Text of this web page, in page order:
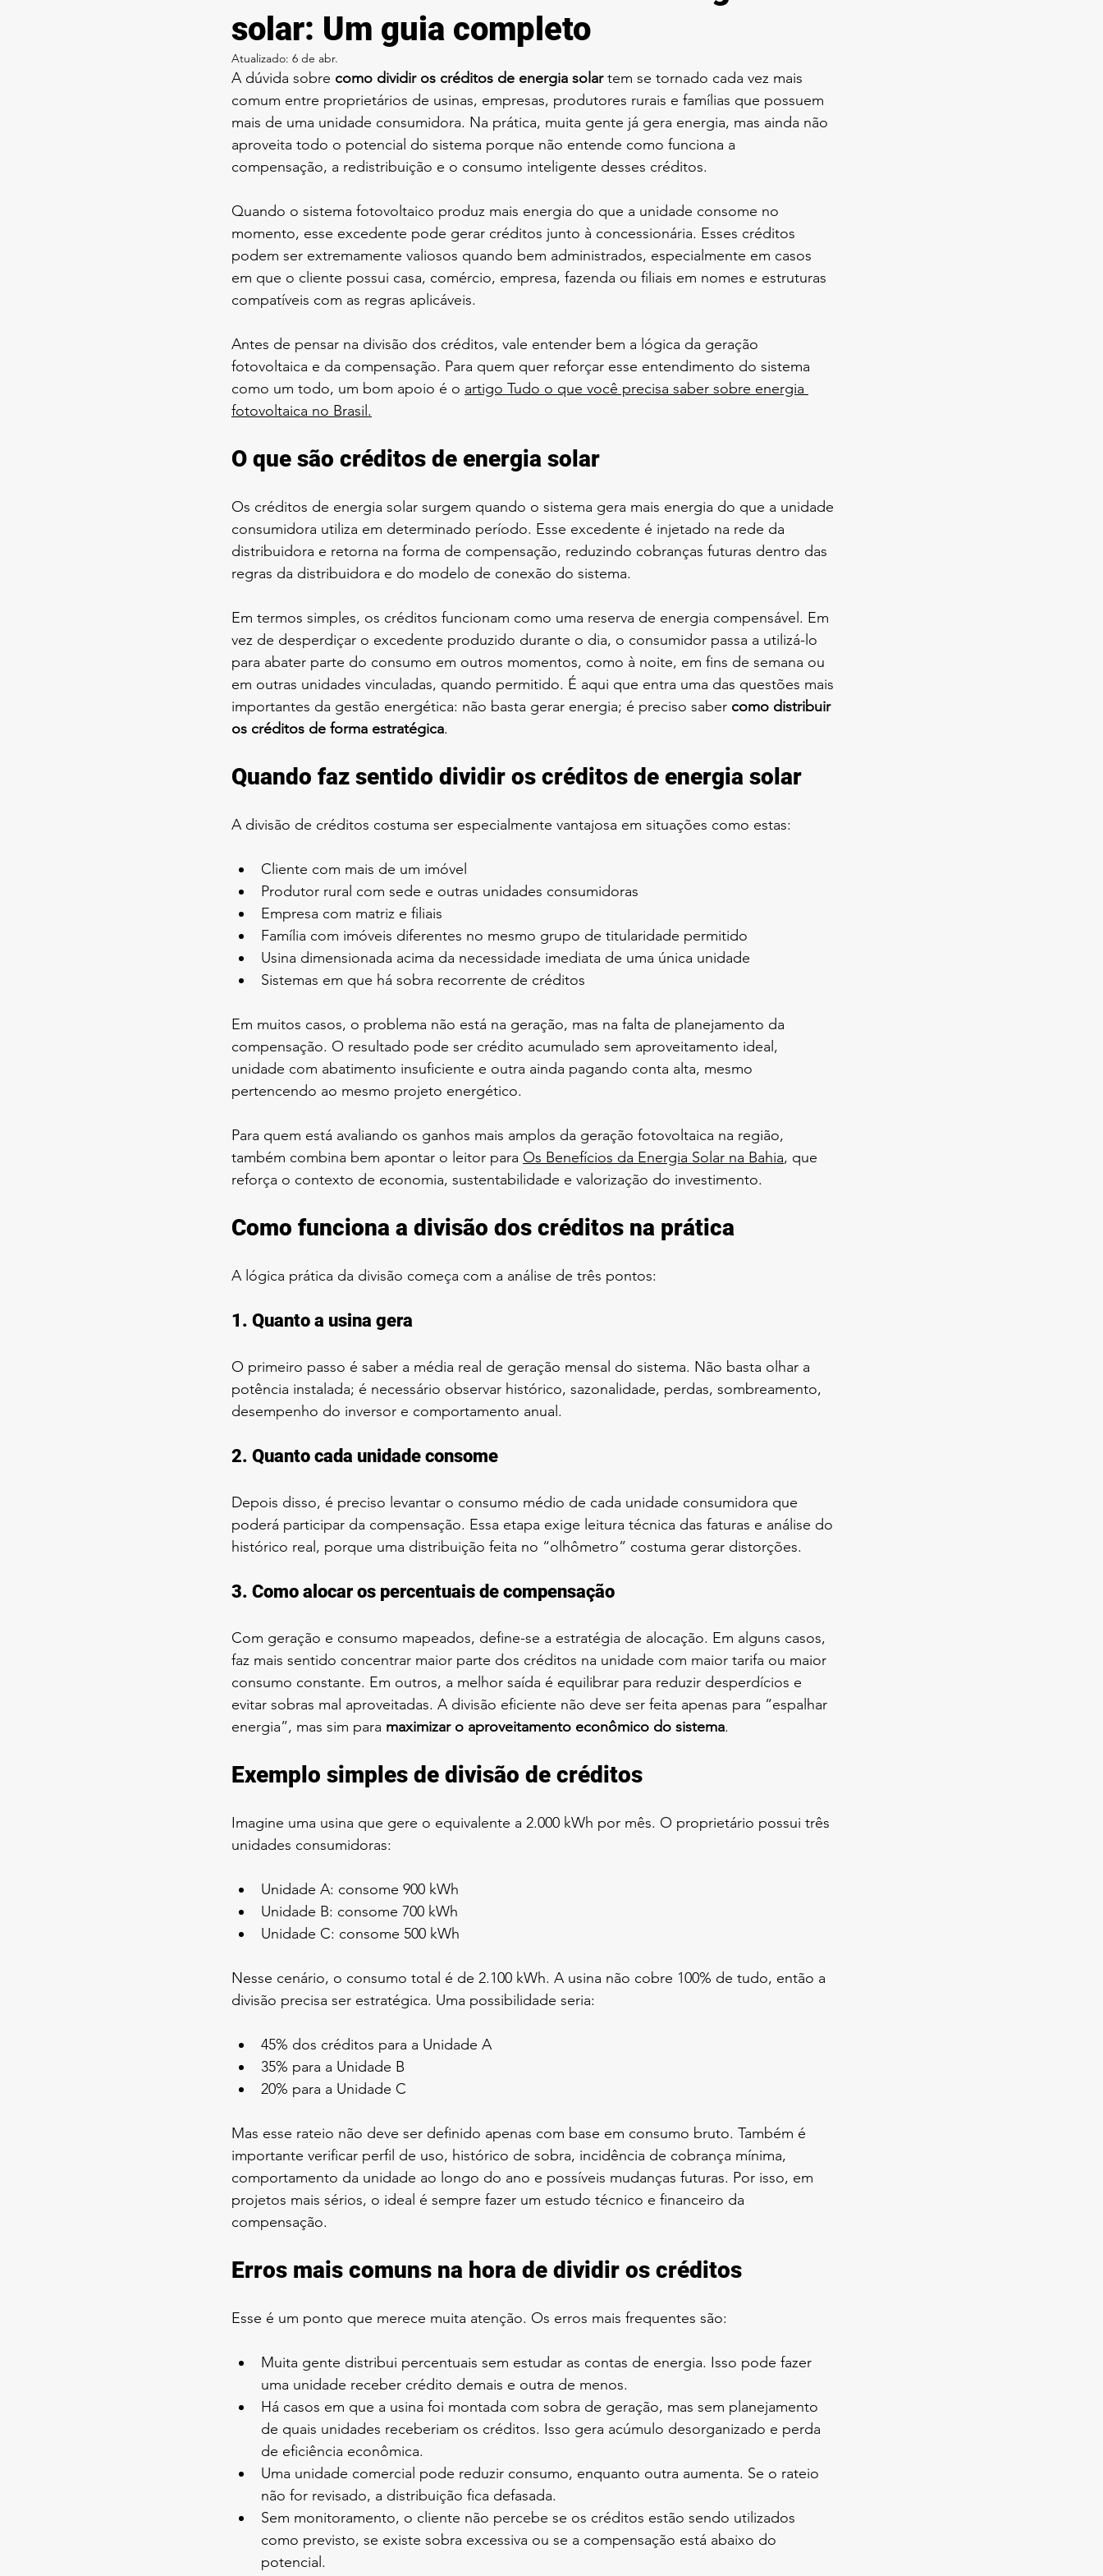
solar: Um guia completo
Atualizado: 6 de abr.
A dúvida sobre como dividir os créditos de energia solar tem se tornado cada vez mais
comum entre proprietários de usinas, empresas, produtores rurais e famílias que possuem
mais de uma unidade consumidora. Na prática, muita gente já gera energia, mas ainda não
aproveita todo o potencial do sistema porque não entende como funciona a
compensação, a redistribuição e o consumo inteligente desses créditos.
Quando o sistema fotovoltaico produz mais energia do que a unidade consome no
momento, esse excedente pode gerar créditos junto à concessionária. Esses créditos
podem ser extremamente valiosos quando bem administrados, especialmente em casos
em que o cliente possui casa, comércio, empresa, fazenda ou filiais em nomes e estruturas
compatíveis com as regras aplicáveis.
Antes de pensar na divisão dos créditos, vale entender bem a lógica da geração
fotovoltaica e da compensação. Para quem quer reforçar esse entendimento do sistema
como um todo, um bom apoio é o artigo Tudo o que você precisa saber sobre energia
fotovoltaica no Brasil.
O que são créditos de energia solar
Os créditos de energia solar surgem quando o sistema gera mais energia do que a unidade
consumidora utiliza em determinado período. Esse excedente é injetado na rede da
distribuidora e retorna na forma de compensação, reduzindo cobranças futuras dentro das
regras da distribuidora e do modelo de conexão do sistema.
Em termos simples, os créditos funcionam como uma reserva de energia compensável. Em
vez de desperdiçar o excedente produzido durante o dia, o consumidor passa a utilizá-lo
para abater parte do consumo em outros momentos, como à noite, em fins de semana ou
em outras unidades vinculadas, quando permitido. É aqui que entra uma das questões mais
importantes da gestão energética: não basta gerar energia; é preciso saber como distribuir
os créditos de forma estratégica.
Quando faz sentido dividir os créditos de energia solar
A divisão de créditos costuma ser especialmente vantajosa em situações como estas:
Cliente com mais de um imóvel
Produtor rural com sede e outras unidades consumidoras
Empresa com matriz e filiais
Família com imóveis diferentes no mesmo grupo de titularidade permitido
Usina dimensionada acima da necessidade imediata de uma única unidade
Sistemas em que há sobra recorrente de créditos
Em muitos casos, o problema não está na geração, mas na falta de planejamento da
compensação. O resultado pode ser crédito acumulado sem aproveitamento ideal,
unidade com abatimento insuficiente e outra ainda pagando conta alta, mesmo
pertencendo ao mesmo projeto energético.
Para quem está avaliando os ganhos mais amplos da geração fotovoltaica na região,
também combina bem apontar o leitor para Os Benefícios da Energia Solar na Bahia, que
reforça o contexto de economia, sustentabilidade e valorização do investimento.
Como funciona a divisão dos créditos na prática
A lógica prática da divisão começa com a análise de três pontos:
1. Quanto a usina gera
O primeiro passo é saber a média real de geração mensal do sistema. Não basta olhar a
potência instalada; é necessário observar histórico, sazonalidade, perdas, sombreamento,
desempenho do inversor e comportamento anual.
2. Quanto cada unidade consome
Depois disso, é preciso levantar o consumo médio de cada unidade consumidora que
poderá participar da compensação. Essa etapa exige leitura técnica das faturas e análise do
histórico real, porque uma distribuição feita no “olhômetro” costuma gerar distorções.
3. Como alocar os percentuais de compensação
Com geração e consumo mapeados, define-se a estratégia de alocação. Em alguns casos,
faz mais sentido concentrar maior parte dos créditos na unidade com maior tarifa ou maior
consumo constante. Em outros, a melhor saída é equilibrar para reduzir desperdícios e
evitar sobras mal aproveitadas. A divisão eficiente não deve ser feita apenas para “espalhar
energia”, mas sim para maximizar o aproveitamento econômico do sistema.
Exemplo simples de divisão de créditos
Imagine uma usina que gere o equivalente a 2.000 kWh por mês. O proprietário possui três
unidades consumidoras:
Unidade A: consome 900 kWh
Unidade B: consome 700 kWh
Unidade C: consome 500 kWh
Nesse cenário, o consumo total é de 2.100 kWh. A usina não cobre 100% de tudo, então a
divisão precisa ser estratégica. Uma possibilidade seria:
45% dos créditos para a Unidade A
35% para a Unidade B
20% para a Unidade C
Mas esse rateio não deve ser definido apenas com base em consumo bruto. Também é
importante verificar perfil de uso, histórico de sobra, incidência de cobrança mínima,
comportamento da unidade ao longo do ano e possíveis mudanças futuras. Por isso, em
projetos mais sérios, o ideal é sempre fazer um estudo técnico e financeiro da
compensação.
Erros mais comuns na hora de dividir os créditos
Esse é um ponto que merece muita atenção. Os erros mais frequentes são:
Muita gente distribui percentuais sem estudar as contas de energia. Isso pode fazer
uma unidade receber crédito demais e outra de menos.
Há casos em que a usina foi montada com sobra de geração, mas sem planejamento
de quais unidades receberiam os créditos. Isso gera acúmulo desorganizado e perda
de eficiência econômica.
Uma unidade comercial pode reduzir consumo, enquanto outra aumenta. Se o rateio
não for revisado, a distribuição fica defasada.
Sem monitoramento, o cliente não percebe se os créditos estão sendo utilizados
como previsto, se existe sobra excessiva ou se a compensação está abaixo do
potencial.